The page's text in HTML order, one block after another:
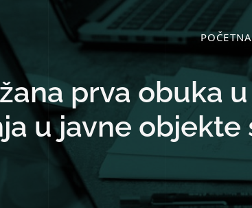
POČETNA
prva obuka
u javne objekte